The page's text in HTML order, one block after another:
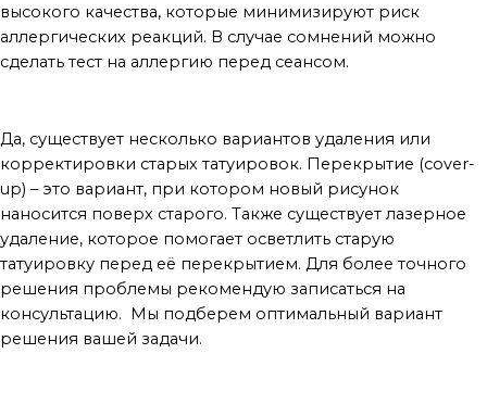
высокого качества, которые минимизируют риск
аллергических реакций. В случае сомнений можно
сделать тест на аллергию перед сеансом.
Да, существует несколько вариантов удаления или
корректировки старых татуировок. Перекрытие (cover-
up) – это вариант, при котором новый рисунок
наносится поверх старого. Также существует лазерное
удаление, которое помогает осветлить старую
татуировку перед её перекрытием. Для более точного
решения проблемы рекомендую записаться на
консультацию. Мы подберем оптимальный вариант
решения вашей задачи.